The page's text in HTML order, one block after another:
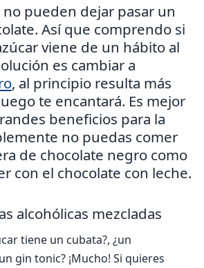
no pueden dejar pasar un
Así que comprendo si
viene de un hábito al
es cambiar a
, al principio resulta más
te encantará. Es mejor
beneficios para la
no puedas comer
de chocolate negro como
con el chocolate con leche.
alcohólicas mezcladas
tiene un cubata?, ¿un
gin tonic? ¡Mucho! Si quieres